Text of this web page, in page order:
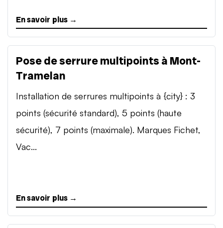
En savoir plus →
Pose de serrure multipoints à Mont-
Tramelan
Installation de serrures multipoints à {city} : 3
points (sécurité standard), 5 points (haute
sécurité), 7 points (maximale). Marques Fichet,
Vac...
En savoir plus →